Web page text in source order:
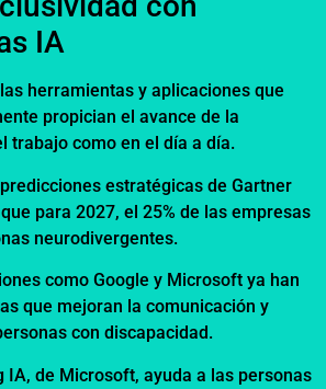
IA
herramientas y aplicaciones que
propician el avance de la
trabajo como en el día a día.
estratégicas de Gartner
para 2027, el 25% de las empresas
neurodivergentes.
como Google y Microsoft ya han
que mejoran la comunicación y
con discapacidad.
IA, de Microsoft, ayuda a las personas